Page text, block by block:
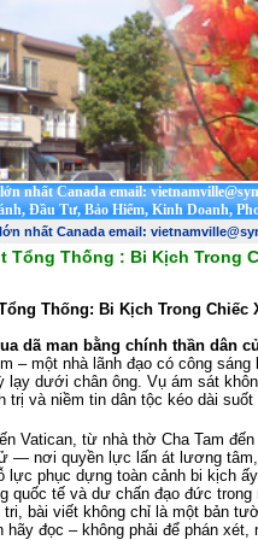
nhất Canada email:
Đầu Tư, Bảo Hiểm, Kinh Doanh,
nhất Canada email:
Tổng Thống : Bi Kịch Trong
Thống: Bi Kịch Trong Chiếc
dã man bằng chính thần dân
– một nhà lãnh đạo có công
dưới chân ông. Vụ ám sát
trị và niềm tin dân tộc kéo dài
Vatican, từ nhà thờ Cha Tam
— nơi quyền lực lấn át lương
lực phục dựng toàn cảnh bi kịch
quốc tế và dư chấn đạo đức
bài viết không chỉ là một bản
đọc – không phải để phán